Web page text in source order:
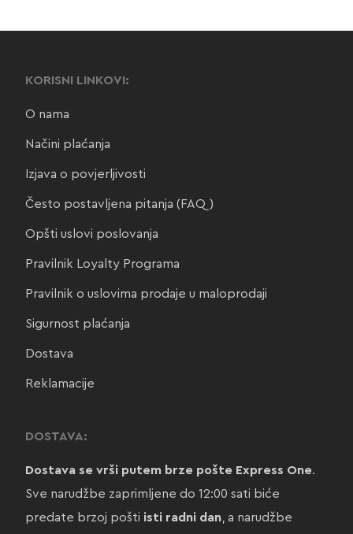
KORISNI LINKOVI:
O nama
Načini plaćanja
Izjava o povjerljivosti
Često postavljena pitanja (FAQ)
Opšti uslovi poslovanja
Pravilnik Loyalty Programa
Pravilnik o uslovima prodaje u maloprodaji
Sigurnost plaćanja
Dostava
Reklamacije
DOSTAVA:
Dostava se vrši putem brze pošte Express One.
Sve narudžbe zaprimljene do 12:00 sati biće
predate brzoj pošti isti radni dan, a narudžbe